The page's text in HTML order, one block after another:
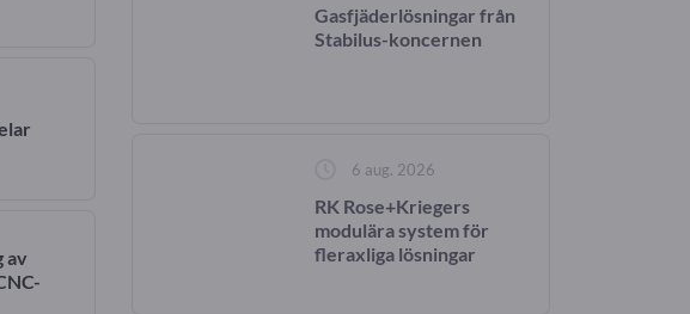
av
Gasfjäderlösningar från
Stabilus-koncernen
6 aug. 2026
RK Rose+Kriegers
modulära system för
fleraxliga lösningar